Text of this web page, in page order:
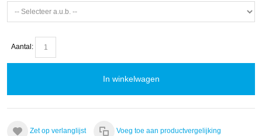
Aantal:
In winkelwagen
Zet op verlanglijst Voeg toe aan productvergelijking